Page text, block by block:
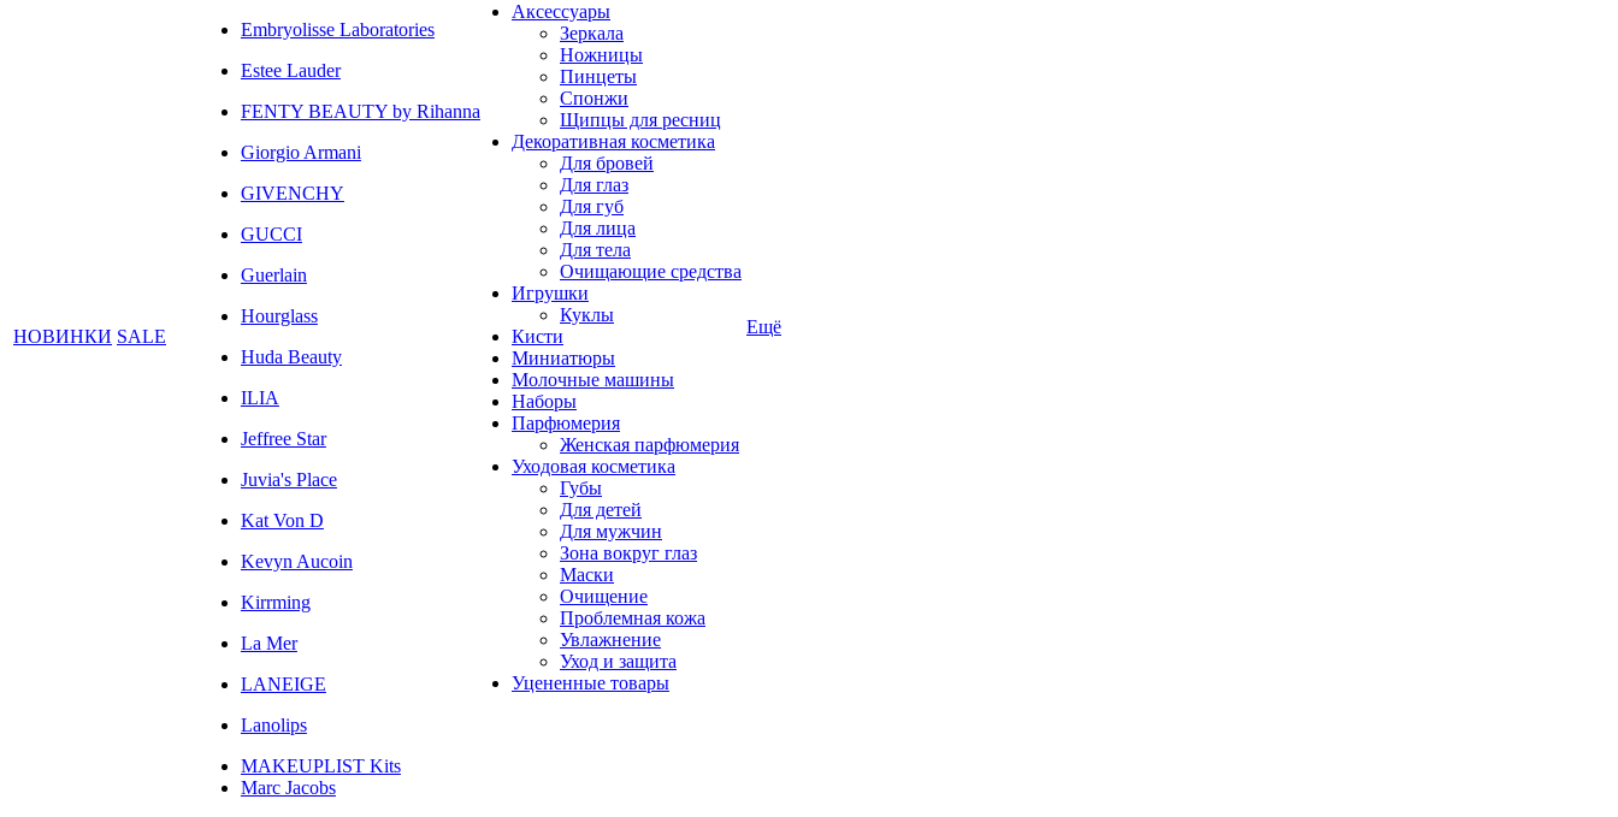
НОВИНКИ SALE
Embryolisse Laboratories
Estee Lauder
FENTY BEAUTY by Rihanna
Giorgio Armani
GIVENCHY
GUCCI
Guerlain
Hourglass
Huda Beauty
ILIA
Jeffree Star
Juvia's Place
Kat Von D
Kevyn Aucoin
Kirrming
La Mer
LANEIGE
Lanolips
MAKEUPLIST Kits
Marc Jacobs
Аксессуары
Зеркала
Ножницы
Пинцеты
Спонжи
Щипцы для ресниц
Декоративная косметика
Для бровей
Для глаз
Для губ
Для лица
Для тела
Очищающие средства
Игрушки
Куклы
Кисти
Миниатюры
Молочные машины
Наборы
Парфюмерия
Женская парфюмерия
Уходовая косметика
Губы
Для детей
Для мужчин
Зона вокруг глаз
Маски
Очищение
Проблемная кожа
Увлажнение
Уход и защита
Уцененные товары
Ещё